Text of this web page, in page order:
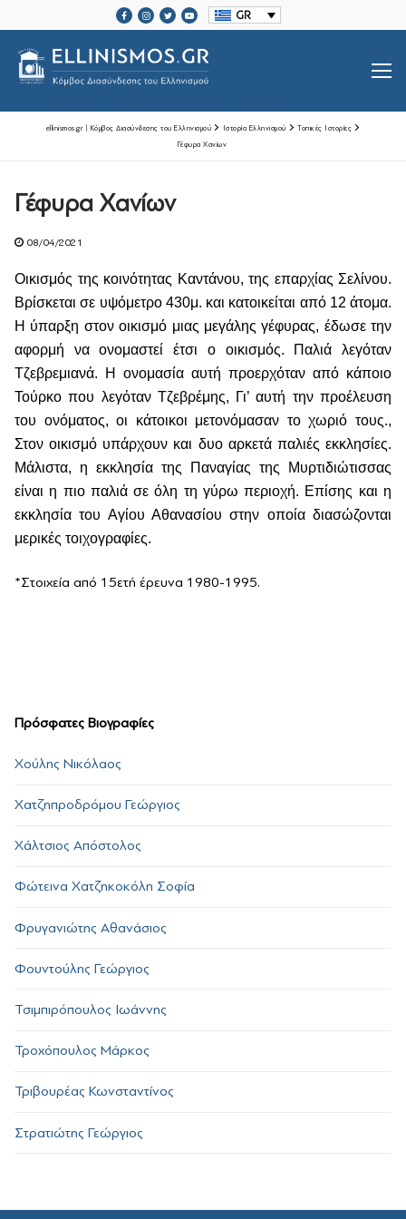
στο
περιεχόμενο
GR
Ιστορία Ελληνισμού
Τοπικές Ιστορίες
Ελληνικές Οργανώσεις Διασποράς
Μαζί Γράφουμε Ιστορία
Επικοινωνία
ellinismos.gr | Κόμβος Διασύνδεσης του Ελληνισμού Ιστορία Ελληνισμού
Τοπικές Ιστορίες
Γέφυρα Χανίων
Γέφυρα Χανίων
08/04/2021
Οικισμός της κοινότητας Καντάνου, της επαρχίας Σελίνου.
Βρίσκεται σε υψόμετρο 430μ. και κατοικείται από 12 άτομα.
Η ύπαρξη στον οικισμό μιας μεγάλης γέφυρας, έδωσε την
αφορμή να ονομαστεί έτσι ο οικισμός. Παλιά λεγόταν
Τζεβρεμιανά. Η ονομασία αυτή προερχόταν από κάποιο
Τούρκο που λεγόταν Τζεβρέμης, Γι’ αυτή την προέλευση
του ονόματος, οι κάτοικοι μετονόμασαν το χωριό τους.,
Στον οικισμό υπάρχουν και δυο αρκετά παλιές εκκλησίες.
Μάλιστα, η εκκλησία της Παναγίας της Μυρτιδιώτισσας
είναι η πιο παλιά σε όλη τη γύρω περιοχή. Επίσης και η
εκκλησία του Αγίου Αθανασίου στην οποία διασώζονται
μερικές τοιχογραφίες.
*Στοιχεία από 15ετή έρευνα 1980-1995.
Πρόσφατες Βιογραφίες
Χούλης Νικόλαος
Χατζηπροδρόμου Γεώργιος
Χάλτσιος Απόστολος
Φώτεινα Χατζηκοκόλη Σοφία
Φρυγανιώτης Αθανάσιος
Φουντούλης Γεώργιος
Τσιμπιρόπουλος Ιωάννης
Τροχόπουλος Μάρκος
Τριβουρέας Κωνσταντίνος
Στρατιώτης Γεώργιος